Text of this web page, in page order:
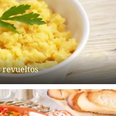
revueltos